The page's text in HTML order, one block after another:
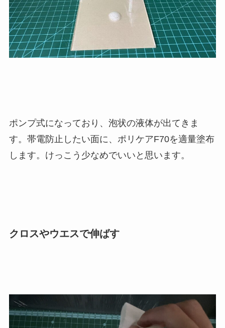
ポンプ式になっており、泡状の液体が出てきま
す。帯電防止したい面に、ポリケアF70を適量塗布
します。けっこう少なめでいいと思います。
クロスやウエスで伸ばす